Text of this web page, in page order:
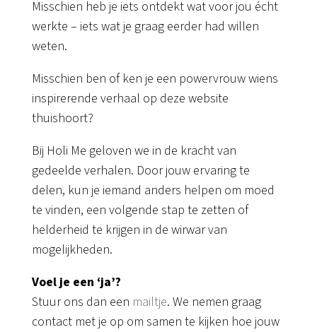
Misschien heb je iets ontdekt wat voor jou écht
werkte – iets wat je graag eerder had willen
weten.
Misschien ben of ken je een powervrouw wiens
inspirerende verhaal op deze website
thuishoort?
Bij Holi Me geloven we in de kracht van
gedeelde verhalen. Door jouw ervaring te
delen, kun je iemand anders helpen om moed
te vinden, een volgende stap te zetten of
helderheid te krijgen in de wirwar van
mogelijkheden.
Voel je een ‘ja’?
Stuur ons dan een mailtje. We nemen graag
contact met je op om samen te kijken hoe jouw